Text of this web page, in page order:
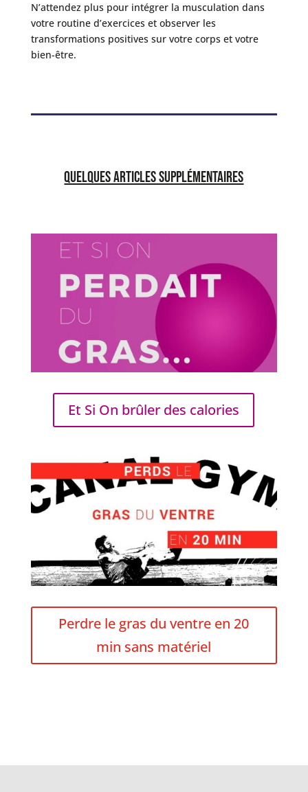
N’attendez plus pour intégrer la musculation dans
votre routine d’exercices et observer les
transformations positives sur votre corps et votre
bien-être.
Quelques articles supplémentaires
Et Si On brûler des calories
Perdre le gras du ventre en 20
min sans matériel